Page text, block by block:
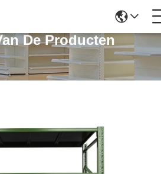
De Producten